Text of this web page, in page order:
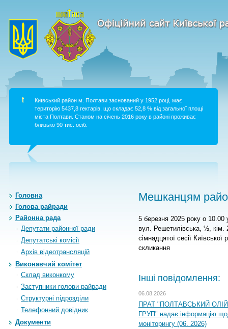
Київський район м. Полтави заснований у 1952 році, має
територію 5437,8 гектарів, що складає 52,8 % від загальної площі
міста Полтави. Станом на січень 2016 року в районі проживає
близько 90 тис. осіб.
Головна
Голова райради
Районна рада
Депутати районної ради
Депутатські комісії
Архiв вiдеотрансляцiй
Виконавчий комітет
Склад виконкому
Заступники голови райради
Структурні підрозділи
Телефонний довідник
Документи
Мешканцям
5 березня 2025 року о 10.00
вул. Решетилівська, ½, кім.
сімнадцятої сесії
скликання
Інші повідомлення:
06.08.2026
ПРАТ "ПОЛТАВСЬКИЙ
ГРУП" надає інформацію
моніторингу (06. 2026)